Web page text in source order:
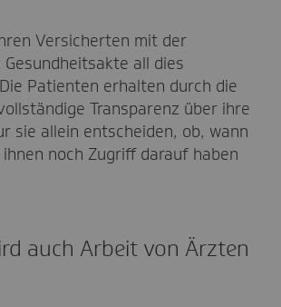
Versicherten mit der
all dies
Patienten erhalten durch die
Transparenz über ihre
sie allein entscheiden, ob, wann
noch Zugriff darauf haben
auch Arbeit von Ärzten